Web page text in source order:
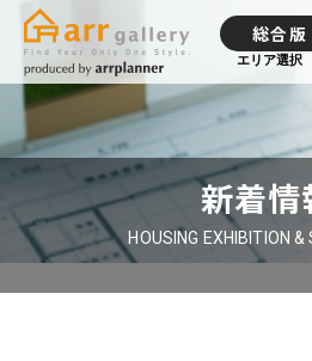
総合版
エリア選択
新着情
HOUSING EXHIBITION &